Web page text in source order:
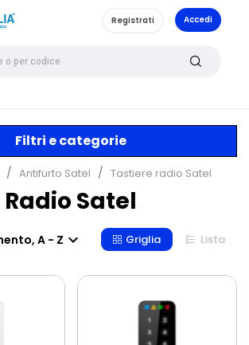
Registrati Accedi
Filtri e categorie
Antifurto Satel Tastiere radio Satel
Satel
A - Z  Griglia Lista